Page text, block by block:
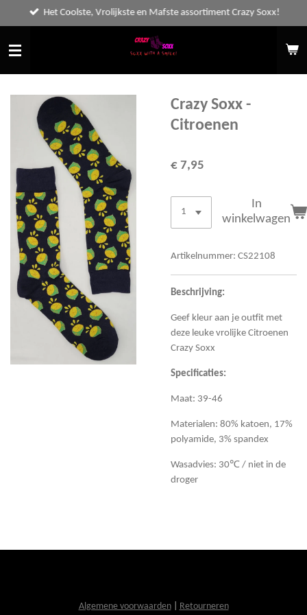
direct
naar
de
hoofdinhoud
Het Coolste, Vrolijkste en Mafste assortiment Crazy Soxx!
Crazy Soxx -
Citroenen
€ 7,95
In
winkelwagen
Artikelnummer: CS22108
Beschrijving:
Geef kleur aan je outfit met
deze leuke vrolijke Citroenen
Crazy Soxx
Specificaties:
Maat: 39-46
Materialen: 80% katoen, 17%
polyamide, 3% spandex
Wasadvies: 30℃ / niet in de
droger
Algemene voorwaarden| Retourneren